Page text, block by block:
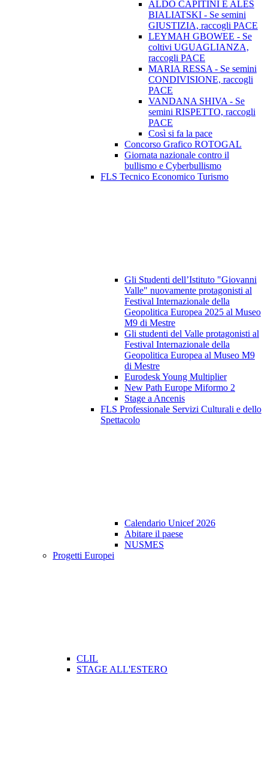
ALDO CAPITINI E ALEŚ
BIALIATSKI - Se semini
GIUSTIZIA, raccogli PACE
LEYMAH GBOWEE - Se
coltivi UGUAGLIANZA,
raccogli PACE
MARIA RESSA - Se semini
CONDIVISIONE, raccogli
PACE
VANDANA SHIVA - Se
semini RISPETTO, raccogli
PACE
Così si fa la pace
Concorso Grafico ROTOGAL
Giornata nazionale contro il
bullismo e Cyberbullismo
FLS Tecnico Economico Turismo
Gli Studenti dell’Istituto "Giovanni
Valle" nuovamente protagonisti al
Festival Internazionale della
Geopolitica Europea 2025 al Museo
M9 di Mestre
Gli studenti del Valle protagonisti al
Festival Internazionale della
Geopolitica Europea al Museo M9
di Mestre
Eurodesk Young Multiplier
New Path Europe Miformo 2
Stage a Ancenis
FLS Professionale Servizi Culturali e dello
Spettacolo
Calendario Unicef 2026
Abitare il paese
NUSMES
Progetti Europei
CLIL
STAGE ALL'ESTERO